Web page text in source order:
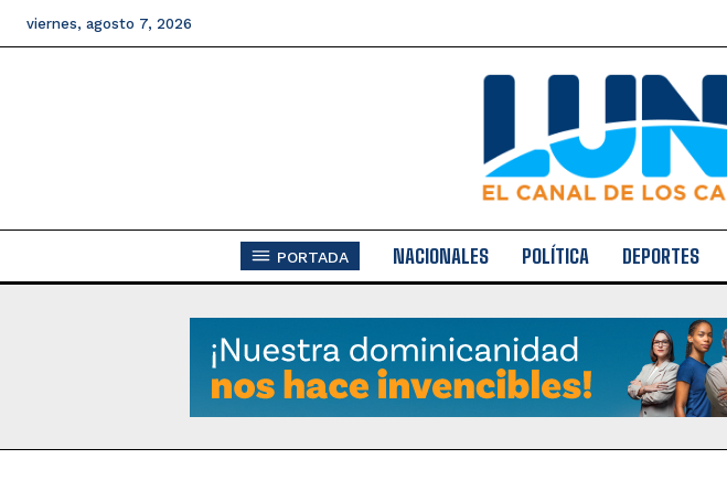
viernes, agosto 7, 2026
PORTADA NACIONALES POLÍTICA DEPORTES